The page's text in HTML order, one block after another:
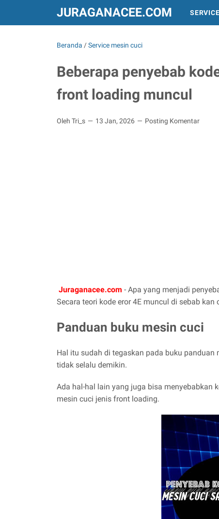
JURAGANACEE.COM
Beranda /Service mesin cuci
Beberapa penyebab
front loading muncul
Oleh Tri_s 13 Jan, 2026 Posting Komentar
Juraganacee.com - Apa yang menjadi
Secara teori kode eror 4E muncul di sebab
Panduan buku mesin cuci
Hal itu sudah di tegaskan pada buku
tidak selalu demikin.
Ada hal-hal lain yang juga bisa menyebabkan
mesin cuci jenis front loading.